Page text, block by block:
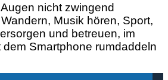
nicht zwingend
Musik hören, Sport,
und betreuen, im
dem Smartphone rumdaddeln